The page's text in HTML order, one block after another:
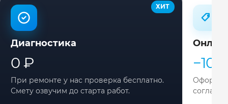
ХИТ
Диагностика
0 ₽
При ремонте у нас проверка бесплатно.
Смету озвучим до старта работ.
−10%